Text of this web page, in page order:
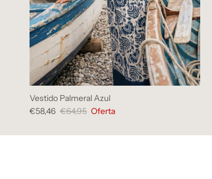
Vestido Palmeral Azul
€58,46 €64,95 Oferta